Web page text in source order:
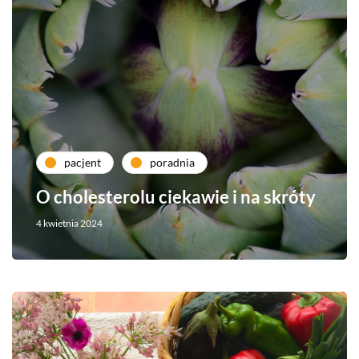
pacjent poradnia
O cholesterolu ciekawie i na skróty
4 kwietnia 2024